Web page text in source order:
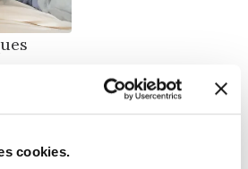
cookies.
des cancers de
pour mieux
Curie